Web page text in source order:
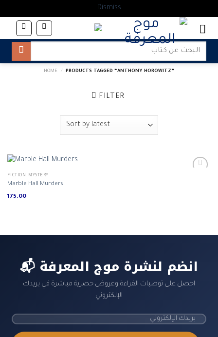
Dismiss
content
Search
HOME / PRODUCTS TAGGED “ANTHONY HOROWITZ”
FILTER
FICTION, MYSTERY
Marble Hall Murders
175.00
📬 انضم لنشرة موج المعرفة
احصل على توصيات القراءة وعروض حصرية مباشرة في بريدك
الإلكتروني